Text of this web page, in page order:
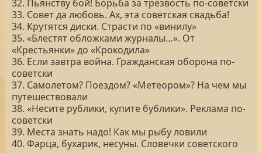
32. Пьянству бой! Борьба за трезвость по-советски
33. Совет да любовь. Ах, эта советская свадьба!
34. Крутятся диски. Страсти по «винилу»
35. «Блестят обложками журналы…». От
«Крестьянки» до «Крокодила»
36. Если завтра война. Гражданская оборона по-
советски
37. Самолетом? Поездом? «Метеором»? На чем мы
путешествовали
38. «Несите рублики, купите бублики». Реклама по-
советски
39. Места знать надо! Как мы рыбу ловили
40. Фарца, бухарик, несуны. Словечки советского